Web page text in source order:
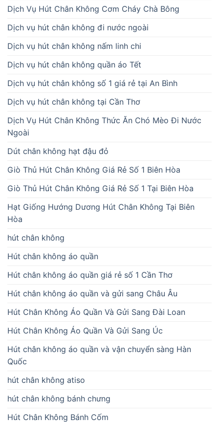
Dịch Vụ Hút Chân Không Cơm Cháy Chà Bông
Dịch vụ hút chân không đi nước ngoài
Dịch vụ hút chân không nấm linh chi
Dịch vụ hút chân không quần áo Tết
Dịch vụ hút chân không số 1 giá rẻ tại An Bình
Dịch vụ hút chân không tại Cần Thơ
Dịch Vụ Hút Chân Không Thức Ăn Chó Mèo Đi Nước
Ngoài
Dút chân không hạt đậu đỏ
Giò Thủ Hút Chân Không Giá Rẻ Số 1 Biên Hòa
Giò Thủ Hút Chân Không Giá Rẻ Số 1 Tại Biên Hòa
Hạt Giống Hướng Dương Hút Chân Không Tại Biên
Hòa
hút chân không
Hút chân không áo quần
Hút chân không áo quần giá rẻ số 1 Cần Thơ
Hút chân không áo quần và gửi sang Châu Âu
Hút Chân Không Áo Quần Và Gửi Sang Đài Loan
Hút Chân Không Áo Quần Và Gửi Sang Úc
Hút chân không áo quần và vận chuyển sàng Hàn
Quốc
hút chân không atiso
hút chân không bánh chưng
Hút Chân Không Bánh Cốm